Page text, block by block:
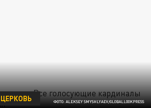
ФОТО: ALEKSEY SMYSHLYAEV/GLOBALLOOKPRESS
ЦЕРКОВЬ